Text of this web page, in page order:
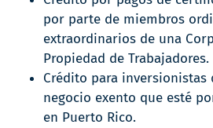
por parte de miembros
extraordinarios de una
Propiedad de Trabajadores.
Crédito para inversionistas
negocio exento que esté
en Puerto Rico.